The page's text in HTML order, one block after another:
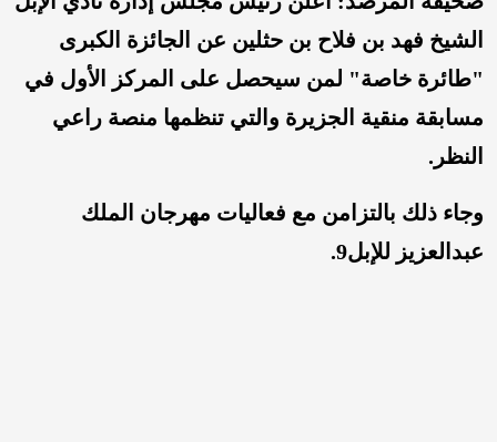
الشيخ فهد بن فلاح بن حثلين عن الجائزة الكبرى
"طائرة خاصة" لمن سيحصل على المركز الأول في
مسابقة ⁧‫منقية الجزيرة‬⁩ والتي تنظمها منصة ⁧‫راعي
النظر‬⁩.
‏وجاء ذلك بالتزامن مع فعاليات ⁧‫مهرجان الملك
عبدالعزيز للإبل9‬⁩.